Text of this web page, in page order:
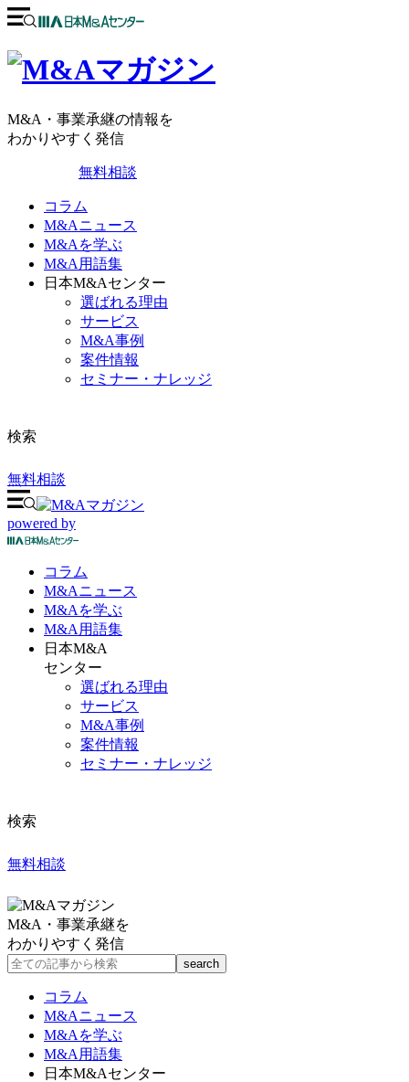
M&A・事業承継の情報を
わかりやすく発信
無料相談
コラム
M&Aニュース
M&Aを学ぶ
M&A用語集
日本M&Aセンター
選ばれる理由
サービス
M&A事例
案件情報
セミナー・ナレッジ
検索
無料相談
powered by
コラム
M&Aニュース
M&Aを学ぶ
M&A 用語集
日本M&A
センター
選ばれる理由
サービス
M&A事例
案件情報
セミナー・ナレッジ
検索
無料相談
M&A・事業承継を
わかりやすく発信
コラム
M&Aニュース
M&Aを学ぶ
M&A用語集
日本M&Aセンター